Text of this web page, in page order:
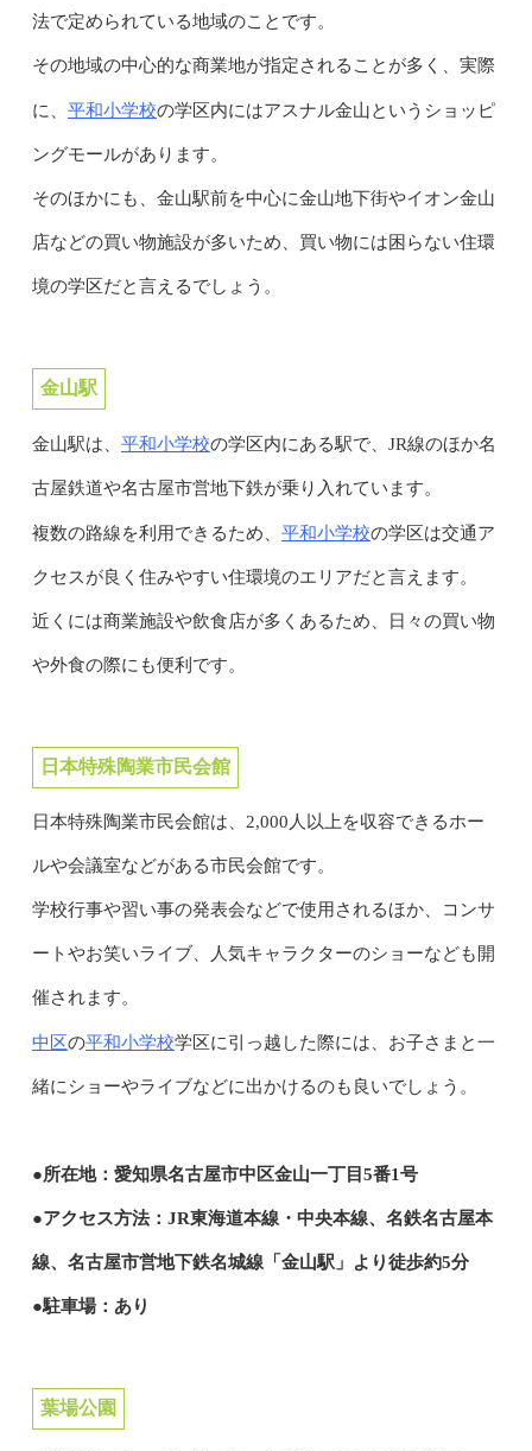
法で定められている地域のことです。
その地域の中心的な商業地が指定されることが多く、実際
に、 平和小学校の学区内にはアスナル金山というショッピ
ングモールがあります。
そのほかにも、金山駅前を中心に金山地下街やイオン金山
店などの買い物施設が多いため、買い物には困らない住環
境の学区だと言えるでしょう。
金山駅
金山駅は、 平和小学校の学区内にある駅で、JR線のほか名
古屋鉄道や名古屋市営地下鉄が乗り入れています。
複数の路線を利用できるため、 平和小学校の学区は交通ア
クセスが良く住みやすい住環境のエリアだと言えます。
近くには商業施設や飲食店が多くあるため、日々の買い物
や外食の際にも便利です。
日本特殊陶業市民会館
日本特殊陶業市民会館は、2,000人以上を収容できるホー
ルや会議室などがある市民会館です。
学校行事や習い事の発表会などで使用されるほか、コンサ
ートやお笑いライブ、人気キャラクターのショーなども開
催されます。
中区の平和小学校学区に引っ越した際には、お子さまと一
緒にショーやライブなどに出かけるのも良いでしょう。
●所在地：愛知県名古屋市中区金山一丁目5番1号
●アクセス方法：JR東海道本線・中央本線、名鉄名古屋本
線、名古屋市営地下鉄名城線「金山駅」より徒歩約5分
●駐車場：あり
葉場公園